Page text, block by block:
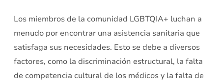
Los miembros de la comunidad LGBTQIA+ luchan a
menudo por encontrar una asistencia sanitaria que
satisfaga sus necesidades. Esto se debe a diversos
factores, como la discriminación estructural, la falta
de competencia cultural de los médicos y la falta de